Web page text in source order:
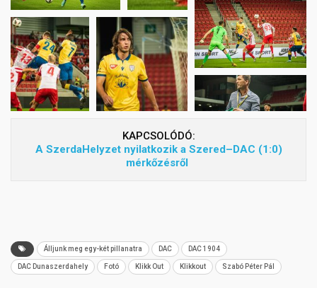
KAPCSOLÓDÓ:
A SzerdaHelyzet nyilatkozik a Szered–DAC (1:0)
mérkőzésről
Álljunk meg egy-két pillanatra DAC DAC 1904
DAC Dunaszerdahely Fotó Klikk Out Klikkout Szabó Péter Pál